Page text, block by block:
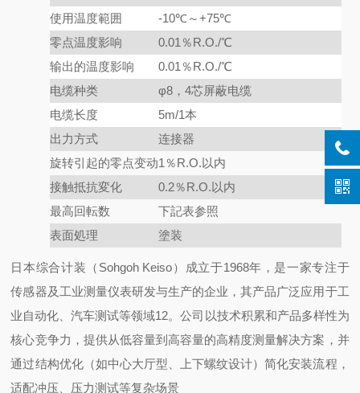
使用温度範囲
-10℃～+75℃
零点温度影响
0.01％R.O./℃
输出的温度影响
0.01％R.O./℃
电缆种类
φ8，4芯屏蔽电缆
电缆长度
5m/1本
出力方式
连接器
旋转引起的零点变动1％R.O.以内
接触抵抗変化
0.2％R.O.以内
最高回転数
下記表参照
表面処理
塗装
日本综合计装（Sohgoh Keiso）成立于1968年，是一家专注于
传感器及工业测量仪表研发与生产的企业，其产品广泛应用于工
业自动化、汽车测试等领域12。公司以技术积累和产品多样性为
核心竞争力，提供从低容量到高容量的高精度测量解决方案，并
通过结构优化（如中心大厅型、上下螺纹设计）简化安装流程，
适配冲压、压力测试等复杂场景